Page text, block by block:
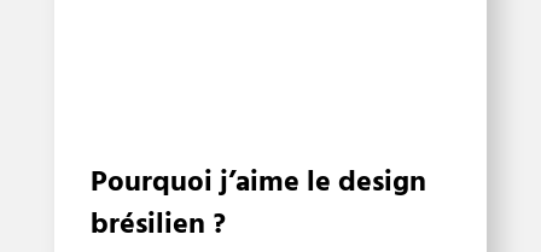
Pourquoi j’aime le design
brésilien ?